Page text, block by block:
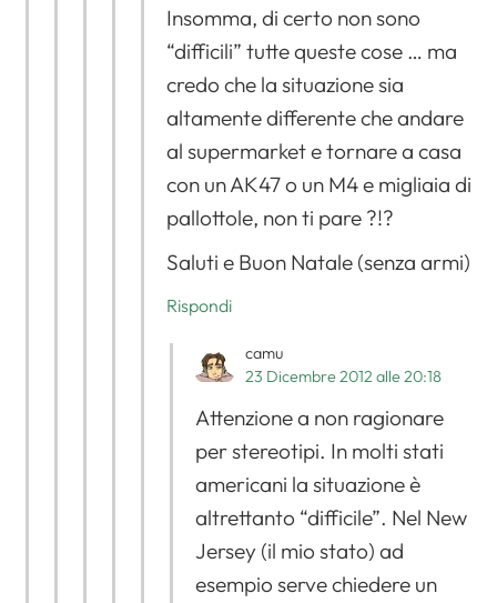
Insomma, di certo non sono
“difficili” tutte queste cose … ma
credo che la situazione sia
altamente differente che andare
al supermarket e tornare a casa
con un AK47 o un M4 e migliaia di
pallottole, non ti pare ?!?
Saluti e Buon Natale (senza armi)
Rispondi
camu
23 Dicembre 2012 alle 20:18
Attenzione a non ragionare
per stereotipi. In molti stati
americani la situazione è
altrettanto “difficile”. Nel New
Jersey (il mio stato) ad
esempio serve chiedere un